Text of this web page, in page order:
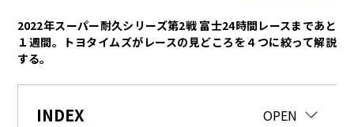
スポーツ
トヨタアスリート モータースポーツ モリゾウ WRC
TOYOTA GAZOO Racing
2022年スーパー耐久シリーズ第2戦 富士24時間レースまであと
１週間。トヨタイムズがレースの見どころを４つに絞って解説
する。
INDEX OPEN
CLOSE